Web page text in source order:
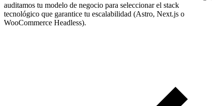
auditamos tu modelo de negocio para seleccionar el stack
tecnológico que garantice tu escalabilidad (Astro, Next.js o
WooCommerce Headless).